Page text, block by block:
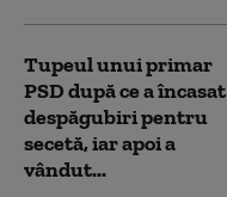
Tupeul unui primar
PSD după ce a încasat
despăgubiri pentru
secetă, iar apoi a
vândut...